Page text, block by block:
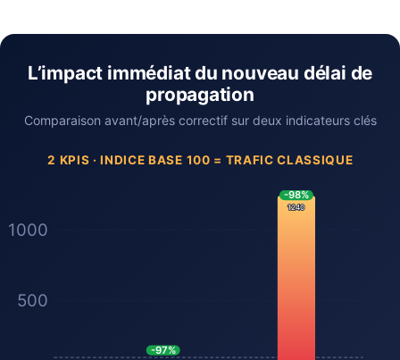
L’impact immédiat du nouveau délai de
propagation
Comparaison avant/après correctif sur deux indicateurs clés
500
1000
-97%
1240
-98%
2 KPIS · INDICE BASE 100 = TRAFIC CLASSIQUE